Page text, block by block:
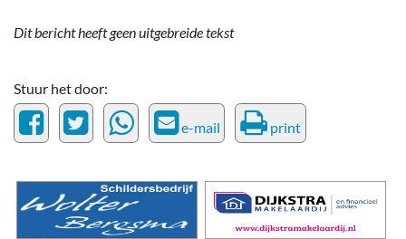
Dit bericht heeft geen uitgebreide tekst
Stuur het door:
e-mail print